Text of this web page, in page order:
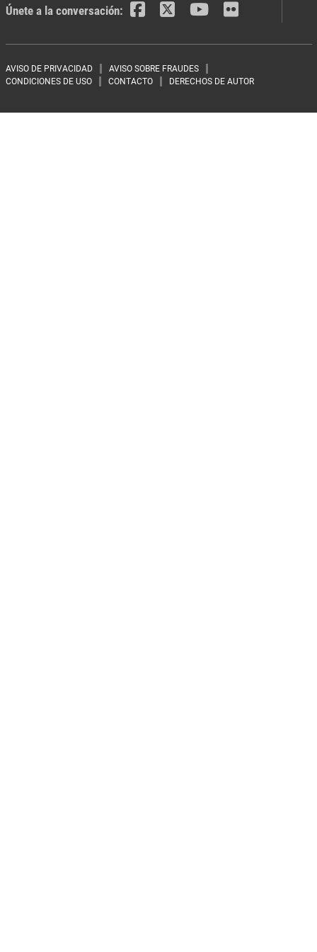
Únete a la conversación:
Footer menu
AVISO DE PRIVACIDAD
AVISO SOBRE FRAUDES
CONDICIONES DE USO
CONTACTO DERECHOS DE AUTOR